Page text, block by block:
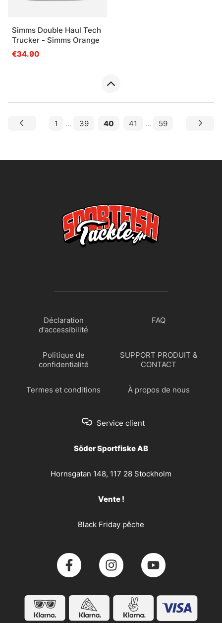
Simms Double Haul Tech
Trucker - Simms Orange
€34.90
1 ... 39 40 41 ... 59
Déclaration
d'accessibilité
FAQ
Politique de
confidentialité
SUPPORT PRODUIT &
CONTACT
Termes et conditions À propos de nous
Service client
Söder Sportfiske AB
Hornsgatan 148, 117 28 Stockholm
Vente !
Black Friday pêche